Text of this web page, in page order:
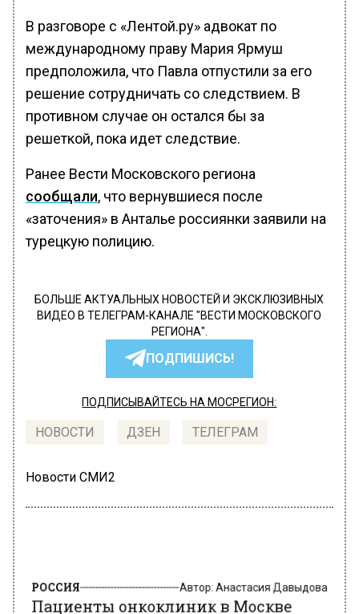
В разговоре с «Лентой.ру» адвокат по
международному праву Мария Ярмуш
предположила, что Павла отпустили за его
решение сотрудничать со следствием. В
противном случае он остался бы за
решеткой, пока идет следствие.
Ранее Вести Московского региона
сообщали, что вернувшиеся после
«заточения» в Анталье россиянки заявили на
турецкую полицию.
БОЛЬШЕ АКТУАЛЬНЫХ НОВОСТЕЙ И ЭКСКЛЮЗИВНЫХ
ВИДЕО В ТЕЛЕГРАМ-КАНАЛЕ "ВЕСТИ МОСКОВСКОГО
РЕГИОНА".
ПОДПИШИСЬ!
ПОДПИСЫВАЙТЕСЬ НА МОСРЕГИОН:
НОВОСТИ ДЗЕН ТЕЛЕГРАМ
Новости СМИ2
Пациенты онкоклиник в Москве
выбрали лучший стационар для